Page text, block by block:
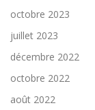
octobre 2023
juillet 2023
décembre 2022
octobre 2022
août 2022